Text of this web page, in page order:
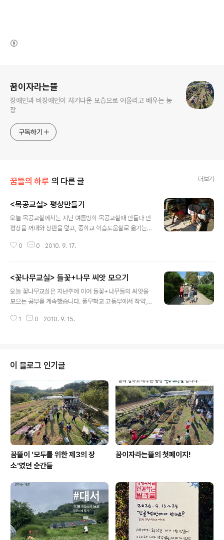
꿈이자라는뜰
장애인과 비장애인이 자기다운 모습으로 어울리고 배우는 농
장
구독하기
꿈뜰의 하루 의 다른 글 더보기
<목공교실> 평상만들기
오늘 목공교실에서는 지난 여름방학 목공교실때 만들다 만
평상을 꺼내와 상판을 덮고, 중학교 학습도움실로 옮기는
상을 이렇게 직접 만들어 냈다는 자부심은 우리 학생들의
리 작업을 할 예정입니다.
0 0 2010. 9. 17.
<꽃나무교실> 들꽃+나무 씨앗 모으기
오늘 꽃나무교실은 지난주에 이어 들꽃+나무들의 씨앗을
모으는 공부를 계속했습니다. 풀무학교 고등부에서 작약,
의 씨앗을 받았지요. 그리고나선 꿈뜰사랑방으로 돌아와서
니다.
1 0 2010. 9. 15.
이 블로그 인기글
꿈뜰이 '모두를 위한 제3의 장
소'였던 순간들
꿈이자라는뜰의 첫페이지!